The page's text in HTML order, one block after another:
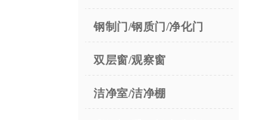
钢制门/钢质门/净化门
双层窗/观察窗
洁净室/洁净棚